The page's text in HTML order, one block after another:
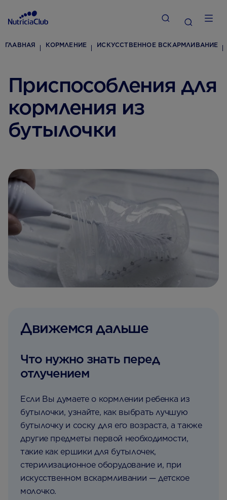
ГЛАВНАЯ КОРМЛЕНИЕ ИСКУССТВЕННОЕ ВСКАРМЛИВАНИЕ
Приспособления для
кормления из
бутылочки
Движемся дальше
Что нужно знать перед
отлучением
Если Вы думаете о кормлении ребенка из
бутылочки, узнайте, как выбрать лучшую
бутылочку и соску для его возраста, а также
другие предметы первой необходимости,
такие как ершики для бутылочек,
стерилизационное оборудование и, при
искусственном вскармливании — детское
молочко.